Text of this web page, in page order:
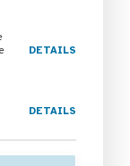
HESSEN
Dr.
DETAILS
DETAILS